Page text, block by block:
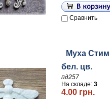
Сравнить
Муха
бел. цв.
пд257
На складе: 3
4.00 грн.